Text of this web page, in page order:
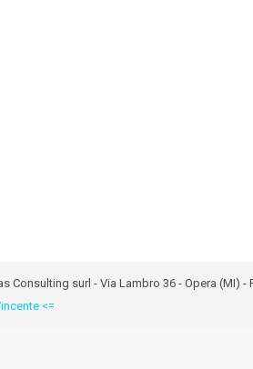
Consulting surl - Via Lambro 36 - Opera (MI) -
<=